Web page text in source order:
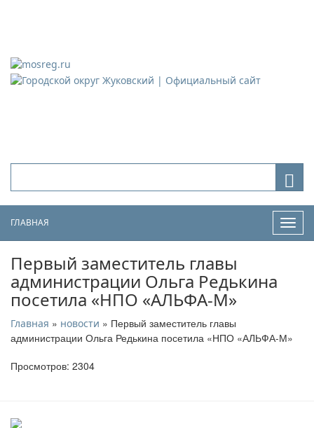
ГЛАВНАЯ
Первый заместитель главы
администрации Ольга Редькина
посетила «НПО «АЛЬФА-М»
Главная » новости » Первый заместитель главы
администрации Ольга Редькина посетила «НПО «АЛЬФА-М»
Просмотров: 2304